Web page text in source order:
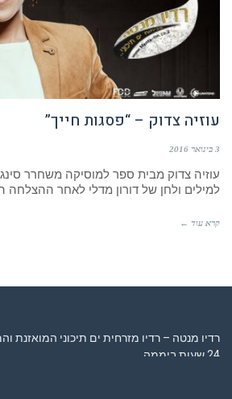
עוזיה צדוק – “פסגות חייך”
3 בינואר 2016
עוזיה צדוק מבית ספר למוסיקה משחרר
למילים ולחן של דורון מדלי לאחר
קרא עוד ←
רדיו מנטה – רדיו מזרחית ים תיכוני המואזנת
24 שעות ביממה,